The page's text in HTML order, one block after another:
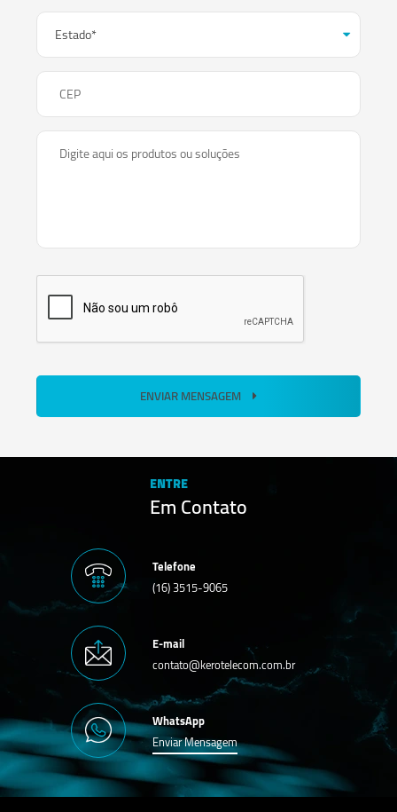
CEP
Digite aqui os produtos ou soluções
ENVIAR MENSAGEM
ENTRE
Em Contato
Telefone
(16) 3515-9065
E-mail
contato@kerotelecom.com.br
WhatsApp
Enviar Mensagem